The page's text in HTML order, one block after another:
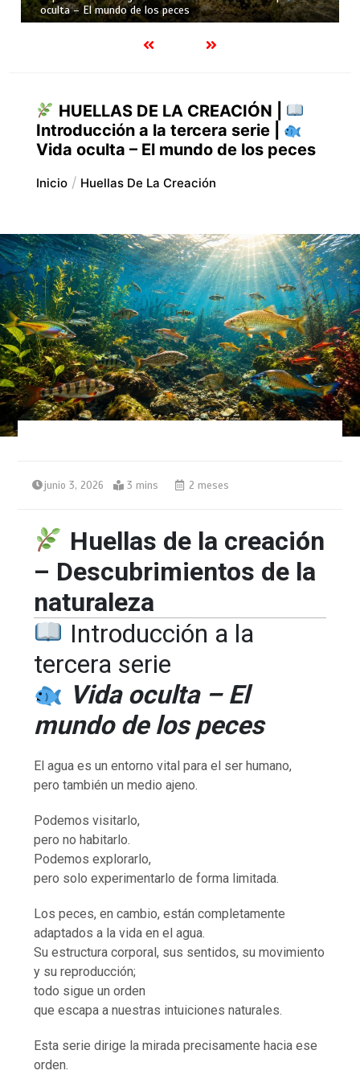
mundo de los peces
HUELLAS DE LA CREACIÓN |
Introducción a la tercera serie |
Vida oculta – El mundo de los peces
Inicio Huellas De La Creación
junio 3, 2026 3 mins 2 meses
Huellas de la creación
– Descubrimientos de la
naturaleza
Introducción a la
tercera serie
Vida oculta – El
mundo de los peces
El agua es un entorno vital para el ser humano,
pero también un medio ajeno.
Podemos visitarlo,
pero no habitarlo.
Podemos explorarlo,
pero solo experimentarlo de forma limitada.
Los peces, en cambio, están completamente
adaptados a la vida en el agua.
Su estructura corporal, sus sentidos, su movimiento
y su reproducción;
todo sigue un orden
que escapa a nuestras intuiciones naturales.
Esta serie dirige la mirada precisamente hacia ese
orden.